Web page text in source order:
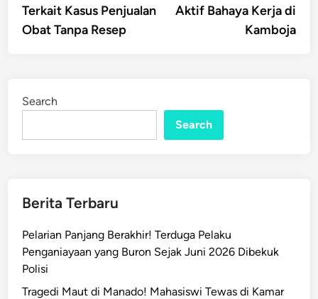
Terkait Kasus Penjualan
Obat Tanpa Resep
Aktif Bahaya Kerja di
Kamboja
Search
Search
Berita Terbaru
Pelarian Panjang Berakhir! Terduga Pelaku
Penganiayaan yang Buron Sejak Juni 2026 Dibekuk
Polisi
Tragedi Maut di Manado! Mahasiswi Tewas di Kamar